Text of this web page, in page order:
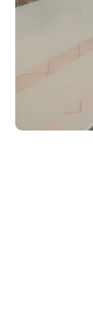
de